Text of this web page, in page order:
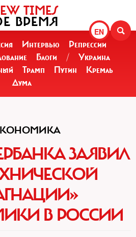
EN
TIMES
ВРЕМЯ
Интервью
Репрессии
Блоги /
Украина
Трамп Путин
Кремль
Дума
ЗАЯВИЛ
В РОССИИ